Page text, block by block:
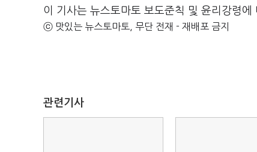
이 기사는 뉴스토마토 보도준칙 및 윤리강령에
ⓒ 맛있는 뉴스토마토, 무단 전재 - 재배포 금지
관련기사